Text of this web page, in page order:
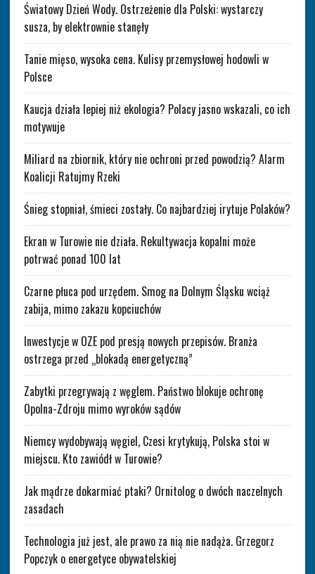
Światowy Dzień Wody. Ostrzeżenie dla Polski: wystarczy
susza, by elektrownie stanęły
Tanie mięso, wysoka cena. Kulisy przemysłowej hodowli w
Polsce
Kaucja działa lepiej niż ekologia? Polacy jasno wskazali, co ich
motywuje
Miliard na zbiornik, który nie ochroni przed powodzią? Alarm
Koalicji Ratujmy Rzeki
Śnieg stopniał, śmieci zostały. Co najbardziej irytuje Polaków?
Ekran w Turowie nie działa. Rekultywacja kopalni może
potrwać ponad 100 lat
Czarne płuca pod urzędem. Smog na Dolnym Śląsku wciąż
zabija, mimo zakazu kopciuchów
Inwestycje w OZE pod presją nowych przepisów. Branża
ostrzega przed „blokadą energetyczną”
Zabytki przegrywają z węglem. Państwo blokuje ochronę
Opolna-Zdroju mimo wyroków sądów
Niemcy wydobywają węgiel, Czesi krytykują, Polska stoi w
miejscu. Kto zawiódł w Turowie?
Jak mądrze dokarmiać ptaki? Ornitolog o dwóch naczelnych
zasadach
Technologia już jest, ale prawo za nią nie nadąża. Grzegorz
Popczyk o energetyce obywatelskiej